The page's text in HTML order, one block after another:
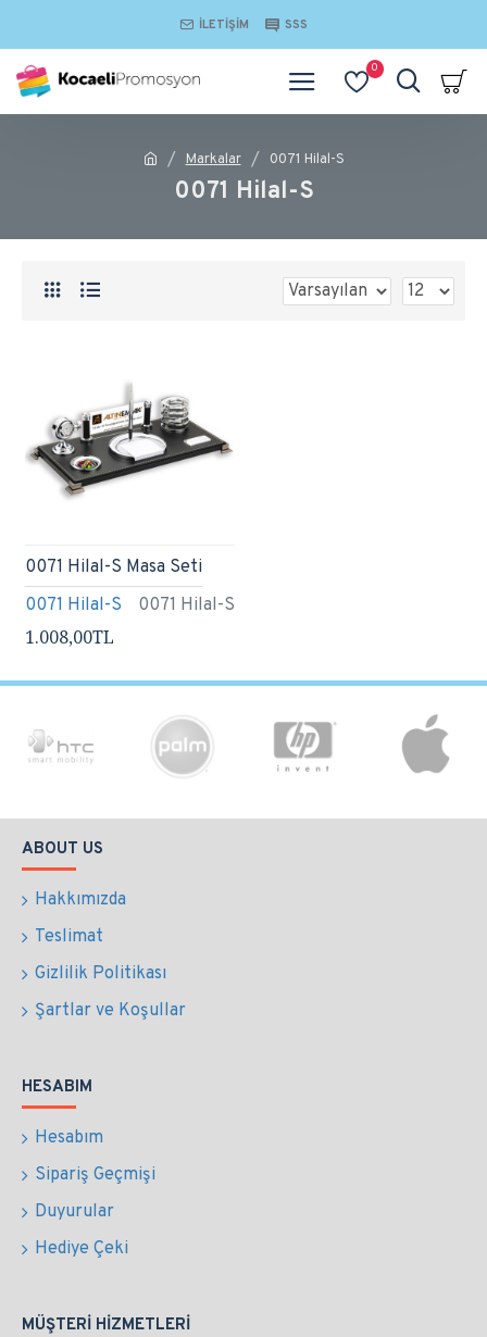
İLETIŞIM SSS
0
Markalar 0071 Hilal-S
0071 Hilal-S
0071 Hilal-S 0071 Hilal-S
0071 Hilal-S Masa Seti
1.008,00TL
ABOUT US
Hakkımızda
Teslimat
Gizlilik Politikası
Şartlar ve Koşullar
HESABIM
Hesabım
Sipariş Geçmişi
Duyurular
Hediye Çeki
MÜŞTERI HIZMETLERI